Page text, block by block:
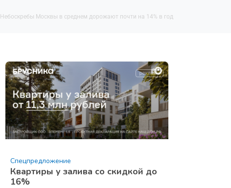
Небоскребы Москвы в среднем дорожают почти на 14% в год
Спецпредложение
Квартиры у залива со скидкой до
16%